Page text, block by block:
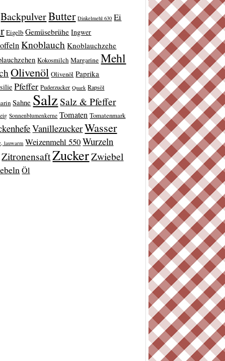
BackpulverButter Dinkelmehl 630 Ei
Eigelb Gemüsebrühe Ingwer
Knoblauch Knoblauchzehe
Kokosmilch Margarine Mehl
Olivenöl Olivenöl Paprika
Pfeffer Puderzucker Quark Rapsöl
Sahne SalzSalz & Pfeffer
Sonnenblumenkerne Tomaten Tomatenmark
VanillezuckerWasser
lauwarm Weizenmehl 550Wurzeln
ZitronensaftZuckerZwiebel
Öl